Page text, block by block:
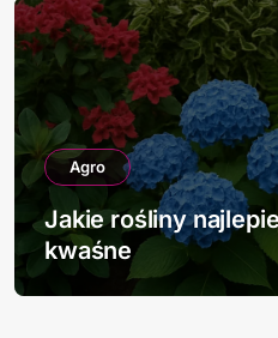
Agro
Jakie rośliny
kwaśne